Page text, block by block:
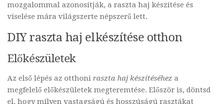
mozgalommal azonosítják, a raszta haj készítése és
viselése mára világszerte népszerű lett.
DIY raszta haj elkészítése otthon
Előkészületek
Az első lépés az otthoni raszta haj készítéséhez a
megfelelő előkészületek megteremtése. Először is, döntsd
el, hogy milyen vastagságú és hosszúságú rasztákat